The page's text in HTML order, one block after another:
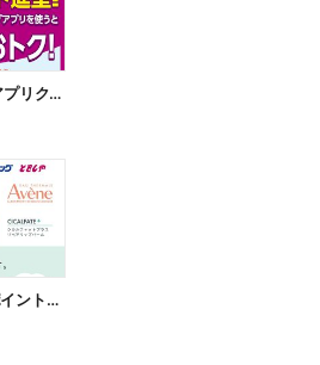
ウエルシアグループ お得なアプリクーポン
アベンヌリップを予約してポイントゲット!